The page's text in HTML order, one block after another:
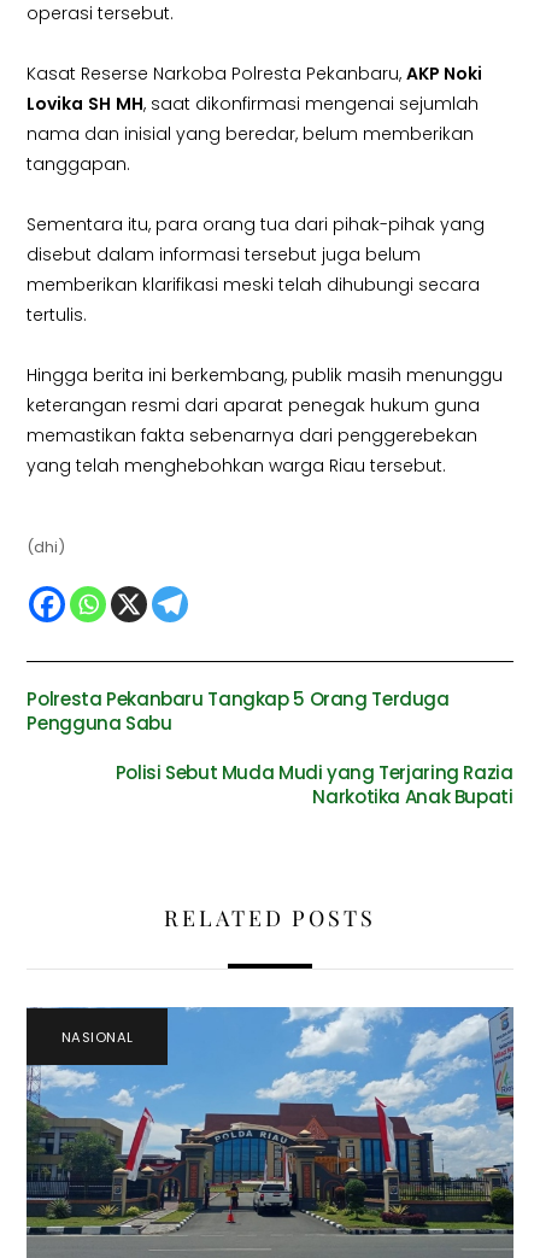
operasi tersebut.
Kasat Reserse Narkoba Polresta Pekanbaru,AKP Noki
Lovika SH MH, saat dikonfirmasi mengenai sejumlah
nama dan inisial yang beredar, belum memberikan
tanggapan.
Sementara itu, para orang tua dari pihak-pihak yang
disebut dalam informasi tersebut juga belum
memberikan klarifikasi meski telah dihubungi secara
tertulis.
Hingga berita ini berkembang, publik masih menunggu
keterangan resmi dari aparat penegak hukum guna
memastikan fakta sebenarnya dari penggerebekan
yang telah menghebohkan warga Riau tersebut.
(dhi)
Polresta Pekanbaru Tangkap 5 Orang Terduga
Pengguna Sabu
Polisi Sebut Muda Mudi yang Terjaring Razia
Narkotika Anak Bupati
RELATED POSTS
NASIONAL